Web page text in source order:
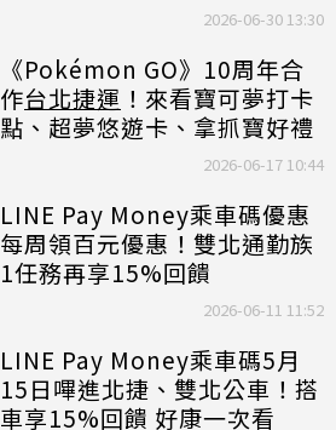
2026-06-30 13:30
《Pokémon GO》10周年合
作台北捷運 ！來看寶可夢打卡
點、超夢悠遊卡、拿抓寶好禮
2026-06-17 10:44
LINE Pay Money乘車碼優惠
每周領百元優惠！雙北通勤族
1任務再享15%回饋
2026-06-11 11:52
LINE Pay Money乘車碼5月
15日嗶進北捷、雙北公車！搭
車享15%回饋 好康一次看